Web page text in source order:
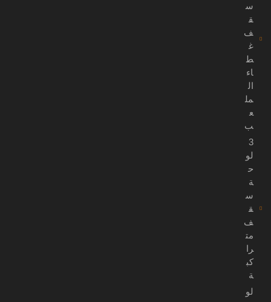
س
ق
ف
غ
ط
اء
ال
مل
ع
ب
3
لو
ح
ة
س
ق
ف
مت
را
كب
ة
لو